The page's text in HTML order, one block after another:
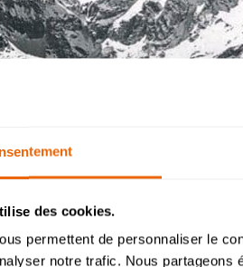
des cookies.
permettent de personnaliser le
notre trafic. Nous partageons
Bachelor
l’étude des